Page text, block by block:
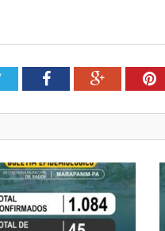
TwitterFacebookGoogle+